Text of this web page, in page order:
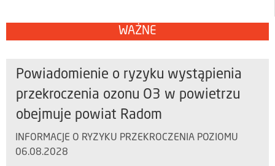
WAŻNE
Powiadomienie o ryzyku wystąpienia
przekroczenia ozonu O3 w powietrzu
obejmuje powiat Radom
INFORMACJE O RYZYKU PRZEKROCZENIA POZIOMU
06.08.2028